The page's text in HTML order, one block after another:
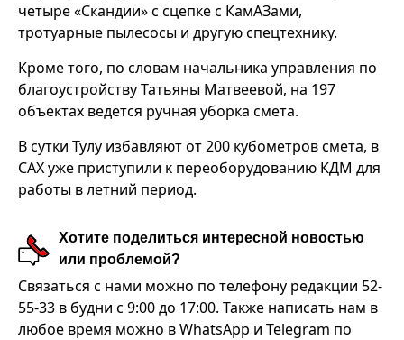
четыре «Скандии» с сцепке с КамАЗами,
тротуарные пылесосы и другую спецтехнику.
Кроме того, по словам начальника управления по
благоустройству Татьяны Матвеевой, на 197
объектах ведется ручная уборка смета.
В сутки Тулу избавляют от 200 кубометров смета, в
САХ уже приступили к переоборудованию КДМ для
работы в летний период.
Хотите поделиться интересной новостью
или проблемой?
Связаться с нами можно по телефону редакции 52-
55-33 в будни с 9:00 до 17:00. Также написать нам в
любое время можно в WhatsApp и Telegram по